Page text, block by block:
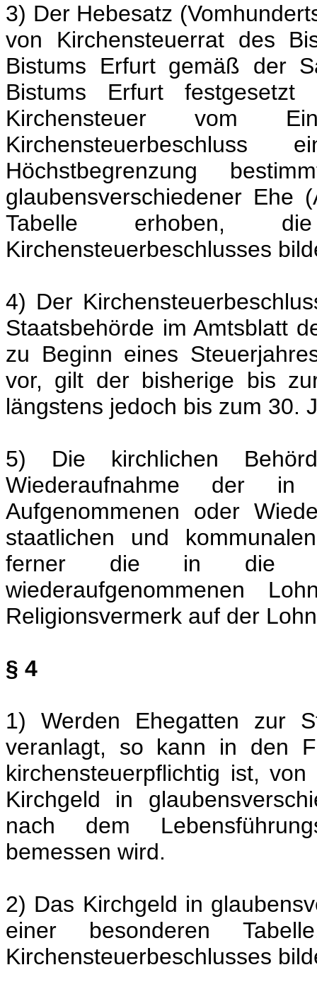
3) Der Hebesatz
von Kirchensteuerrat des
Bistums Erfurt gemäß der
Bistums Erfurt festgesetzt
Kirchensteuer vom
Höchstbegrenzung
glaubensverschiedener
Tabelle erhoben,
Kirchensteuerbeschlusses
4) Der
Staatsbehörde im Amtsblatt
zu Beginn eines
vor, gilt der bisherige bis
längstens jedoch bis zum 30.
5) Die kirchlichen
Wiederaufnahme der in
Aufgenommenen oder
staatlichen und
ferner die in die
wiederaufgenommenen
Religionsvermerk auf der
§ 4
1) Werden Ehegatten zur
veranlagt, so kann in den
kirchensteuerpflichtig ist,
Kirchgeld in
nach dem
bemessen wird.
2) Das Kirchgeld in
einer besonderen
Kirchensteuerbeschlusses